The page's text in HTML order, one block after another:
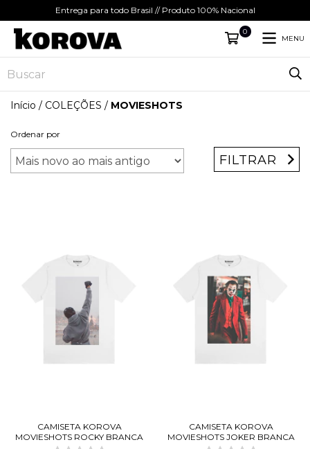
Entrega para todo Brasil // Produto 100% Nacional
0
MENU
Início / COLEÇÕES / MOVIESHOTS
Ordenar por
FILTRAR
CAMISETA KOROVA
MOVIESHOTS ROCKY BRANCA
CAMISETA KOROVA
MOVIESHOTS JOKER BRANCA